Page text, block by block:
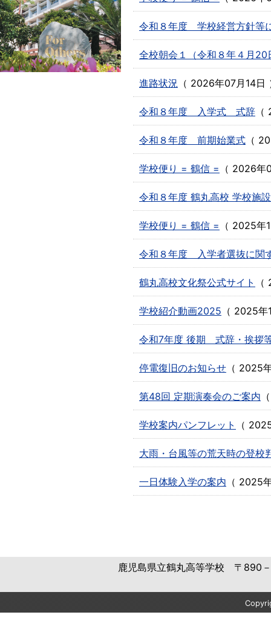
令和８年度 学校経営方針等
全校朝会１（令和８年４月20
進路状況 （ 2026年07月14日
令和８年度 入学式 式辞 （
令和８年度 前期始業式 （
学校便り = 鶴信 = （ 2026年
令和８年度 鶴丸高校 学校施
学校便り = 鶴信 = （ 2025年
令和８年度 入学者選抜に関
鶴丸高校文化祭公式サイト （
学校紹介動画2025 （ 2025年
令和7年度 後期 式辞・挨拶
停電復旧のお知らせ （ 2025
第48回 定期演奏会のご案内
学校案内パンフレット （
大雨・台風等の荒天時の登校
一日体験入学の案内 （ 2025
鹿児島県立鶴丸高等学校 〒